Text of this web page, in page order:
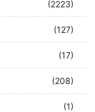
(2223)
(127)
(17)
(208)
(1)